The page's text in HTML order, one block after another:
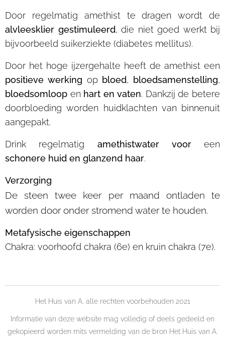
Door regelmatig amethist te dragen wordt de
alvleesklier gestimuleerd, die niet goed werkt bij
bijvoorbeeld suikerziekte (diabetes mellitus).
Door het hoge ijzergehalte heeft de amethist een
positieve werking op bloed, bloedsamenstelling,
bloedsomloop en hart en vaten. Dankzij de betere
doorbloeding worden huidklachten van binnenuit
aangepakt.
Drink regelmatig amethistwater vooreen
schonere huid en glanzend haar.
Verzorging
De steen twee keer per maand ontladen te
worden door onder stromend water te houden.
Metafysische eigenschappen
Chakra: voorhoofd chakra (6e) en kruin chakra (7e).
Het Huis van A, alle rechten voorbehouden 2021
Informatie van deze website mag volledig of deels gedeeld en
gekopieerd worden mits vermelding van de bron Het Huis van A.